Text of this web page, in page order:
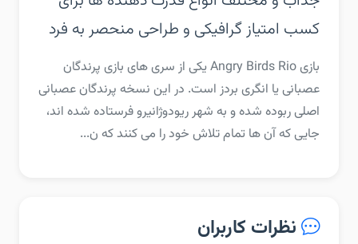
کسب امتیاز‏ گرافیکی و طراحی منحصر به فرد
‏‏بازی Angry Birds Rio یکی از سری های بازی پرندگان
عصبانی یا انگری بردز است. در این نسخه پرندگان عصبانی
اصلی ربوده شده و به شهر ریودوژانیرو فرستاده شده اند،
جایی که آن ها تمام تلاش خود را می کنند که ن...
نظرات کاربران